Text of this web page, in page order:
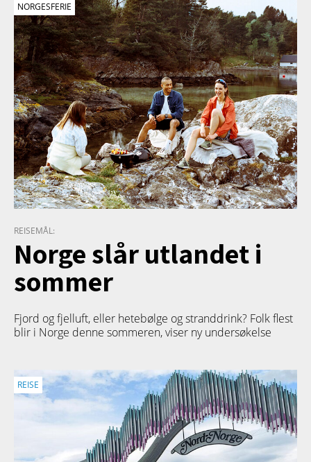
NORGESFERIE
REISEMÅL:
Norge slår utlandet i
sommer
Fjord og fjelluft, eller hetebølge og stranddrink? Folk flest
blir i Norge denne sommeren, viser ny undersøkelse
REISE